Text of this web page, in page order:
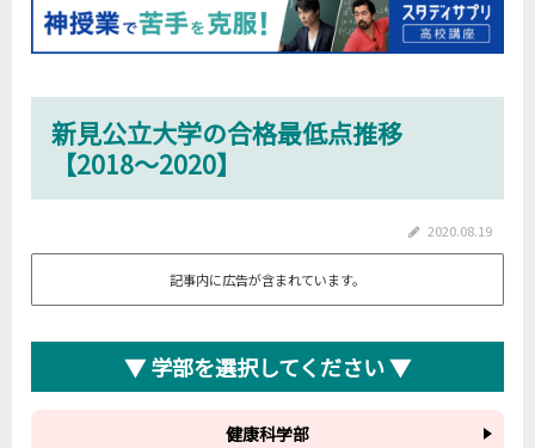
新見公立大学の合格最低点推移
【2018～2020】
2020.08.19
記事内に広告が含まれています。
▼ 学部を選択してください ▼
健康科学部